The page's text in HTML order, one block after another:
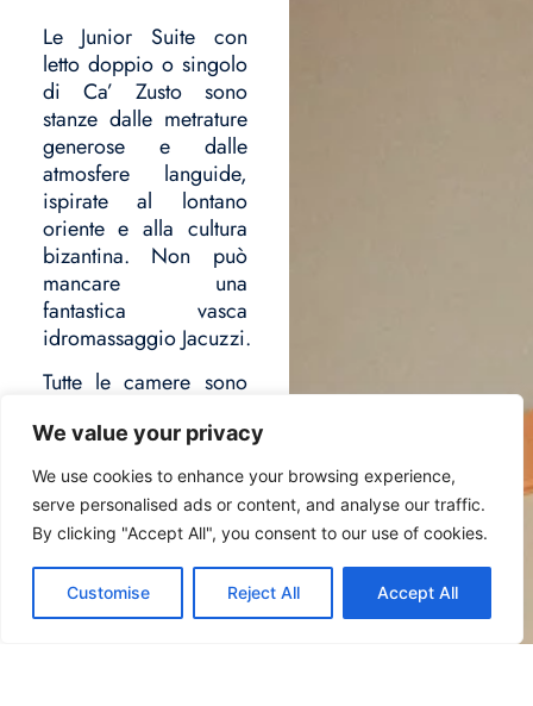
We value your privacy
We use cookies to enhance your browsing experience,
serve personalised ads or content, and analyse our traffic.
By clicking "Accept All", you consent to our use of cookies.
Customise Reject All Accept All
Le Junior Suite con
letto doppio o singolo
di Ca’ Zusto sono
stanze dalle metrature
generose e dalle
atmosfere languide,
ispirate al lontano
oriente e alla cultura
bizantina. Non può
mancare una
fantastica vasca
idromassaggio Jacuzzi.
Tutte le camere sono
terzo piano.
Occupazione
massima 2 persone
/ 30,98 mq